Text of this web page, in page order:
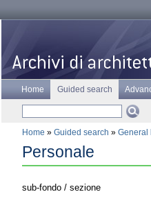
Home Guided search
Home » Guided search » General
Personale
sub-fondo / sezione